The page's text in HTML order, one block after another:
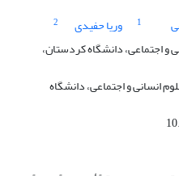
1 وریا حفیدی
2
و اجتماعی، دانشگاه کردستان،
انسانی و اجتماعی، دانشگاه